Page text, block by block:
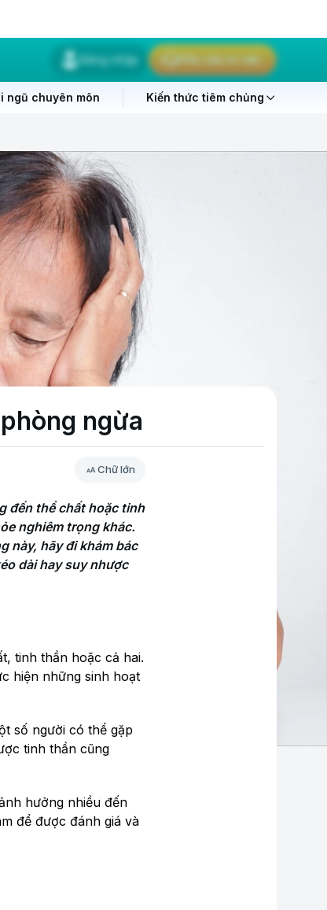
Đăng nhập Yêu cầu tư vấn
ngũ chuyên môn Kiến thức tiêm chủng
ngừa
Chữ lớn
đến thể chất hoặc tinh
nghiêm trọng khác.
này, hãy đi khám bác
dài hay suy nhược
tinh thần hoặc cả hai.
hiện những sinh hoạt
số người có thể gặp
tinh thần cũng
hưởng nhiều đến
để được đánh giá và